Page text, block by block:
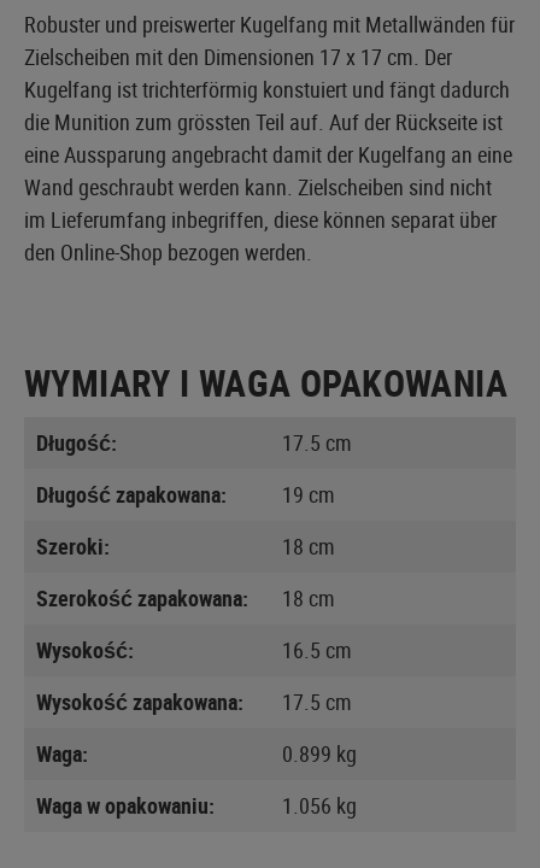
Robuster und preiswerter Kugelfang mit Metallwänden für
Zielscheiben mit den Dimensionen 17 x 17 cm. Der
Kugelfang ist trichterförmig konstuiert und fängt dadurch
die Munition zum grössten Teil auf. Auf der Rückseite ist
eine Aussparung angebracht damit der Kugelfang an eine
Wand geschraubt werden kann. Zielscheiben sind nicht
im Lieferumfang inbegriffen, diese können separat über
den Online-Shop bezogen werden.
WYMIARY I WAGA OPAKOWANIA
Długość:
17.5 cm
Długość zapakowana:
19 cm
Szeroki:
18 cm
Szerokość zapakowana:
18 cm
Wysokość:
16.5 cm
Wysokość zapakowana:
17.5 cm
Waga:
0.899 kg
Waga w opakowaniu:
1.056 kg